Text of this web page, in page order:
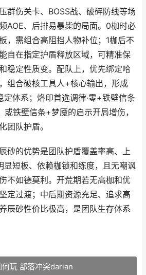
群伤关卡、BOSS战、破碎防线等场
AOE、后排易暴毙的局面。0枷时必
，需组合高阻挡人物补位；1枷后不
自在指定护盾释放区域，可精准保
稳定性质变。配队上，优先绑定哈
组合破核工具人+核心输出，形成
定体系；烙印首选调律·零+铁壁信条
铁壁信条+梦魇的启示开局增伤，
团队护盾。
砂的优势是团队护盾覆盖率高、上
显短板、依赖枷锁和练度，且无嘲讽
不如德莫利。开荒期若无高枷和优
定过渡；中后期资源充足、追求高
辰砂性价比极高，是团队生存体系
玩 部落冲突darian